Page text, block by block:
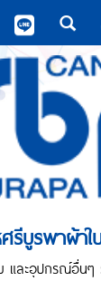
รีบูรพาผ้าใ
และอุปกรณ์อื่นๆ